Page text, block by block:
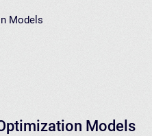
Models
Models